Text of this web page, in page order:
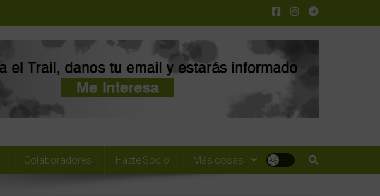
Colaboradores Hazte Socio Más cosas